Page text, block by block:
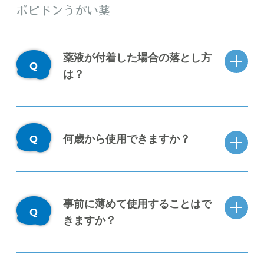
ポビドンうがい薬
薬液が付着した場合の落とし方
は？
何歳から使用できますか？
事前に薄めて使用することはで
きますか？